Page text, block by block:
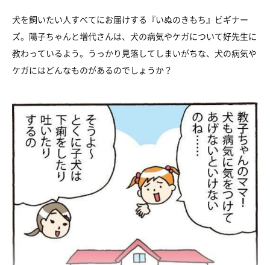
犬を飼いたい人すべてにお届けする『いぬのきもち』ビギナー
ズ。陽子ちゃんと増代さんは、犬の病気やケガについて好先生に
教わっているよう。うっかり見落してしまいがちな、犬の病気や
ケガにはどんなものがあるのでしょうか？